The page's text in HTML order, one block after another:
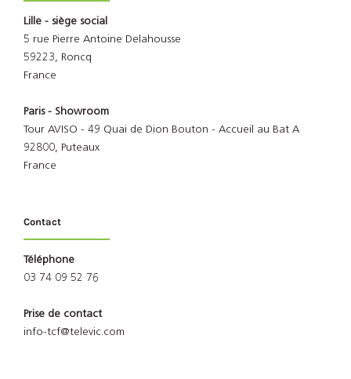
Lille - siège social
5 rue Pierre Antoine Delahousse
59223, Roncq
France
Paris - Showroom
Tour AVISO - 49 Quai de Dion Bouton - Accueil au Bat A
92800, Puteaux
France
Contact
Téléphone
03 74 09 52 76
Prise de contact
info-tcf@televic.com